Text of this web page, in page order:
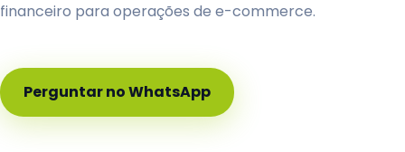
financeiro para operações de e-commerce.
Perguntar no WhatsApp